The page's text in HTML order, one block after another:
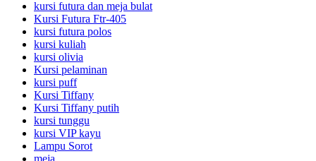
kursi futura dan meja bulat
Kursi Futura Ftr-405
kursi futura polos
kursi kuliah
kursi olivia
Kursi pelaminan
kursi puff
Kursi Tiffany
Kursi Tiffany putih
kursi tunggu
kursi VIP kayu
Lampu Sorot
meja